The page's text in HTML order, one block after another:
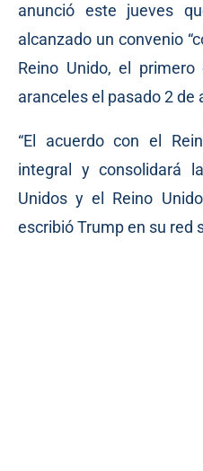
anunció este jueves
alcanzado un convenio
Reino Unido, el
aranceles el pasado 2 de
“El acuerdo con el
integral y consolidará
Unidos y el Reino
escribió Trump en su red